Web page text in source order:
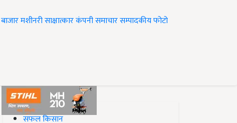
बाजारमशीनरीसाक्षात्कारकंपनी समाचारसम्पादकीयफोटो
#Top on Krishi Jagran
सफल किसान